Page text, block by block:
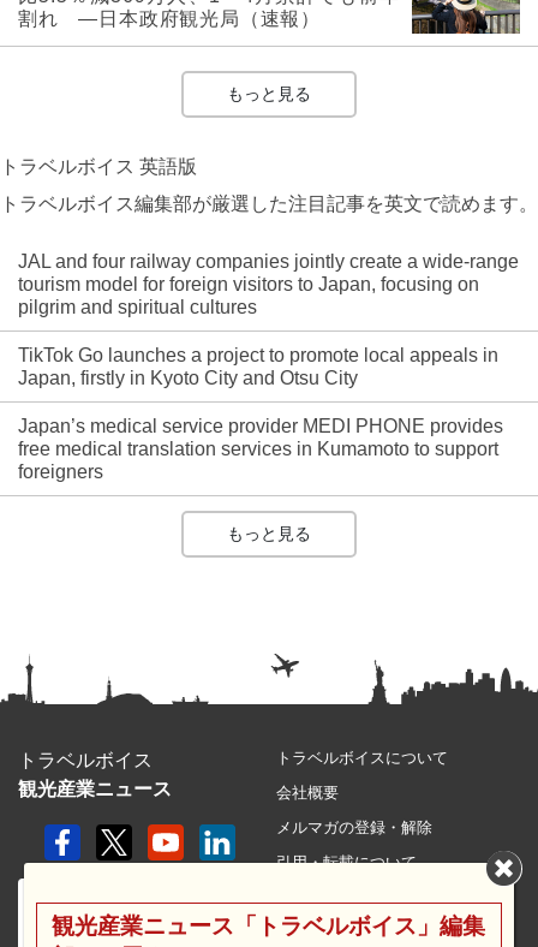
割れ ―日本政府観光局（速報）
もっと見る
トラベルボイス 英語版
トラベルボイス編集部が厳選した注目記事を英文で読めます。
JAL and four railway companies jointly create a wide-range
tourism model for foreign visitors to Japan, focusing on
pilgrim and spiritual cultures
TikTok Go launches a project to promote local appeals in
Japan, firstly in Kyoto City and Otsu City
Japan’s medical service provider MEDI PHONE provides
free medical translation services in Kumamoto to support
foreigners
もっと見る
トラベルボイス
観光産業ニュース
トラベルボイスについて
会社概要
メルマガの登録・解除
引用・転載について
利用規約
観光産業ニュース「トラベルボイス」編集